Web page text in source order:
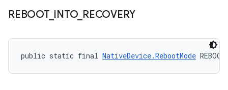
REBOOT_ INTO_ RECOVERY
public static final NativeDevice.RebootMode